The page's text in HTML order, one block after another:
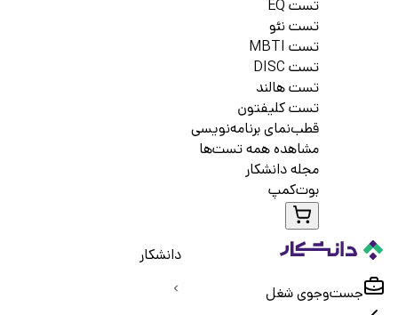
تست EQ
تست نئو
تست MBTI
تست DISC
تست هالند
تست کلیفتون
قطب‌نمای برنامه‌نویسی
مشاهده همه تست‌ها
مجله دانشکار
بوت‌کمپ
جست‌و‌جوی شغل
دانشکار